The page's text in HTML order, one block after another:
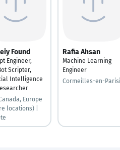
Found
Engineer,
Scripter,
Intelligence
Europe
locations) |
Rafia Ahsan
Machine Learning
Engineer
Cormeilles-en-